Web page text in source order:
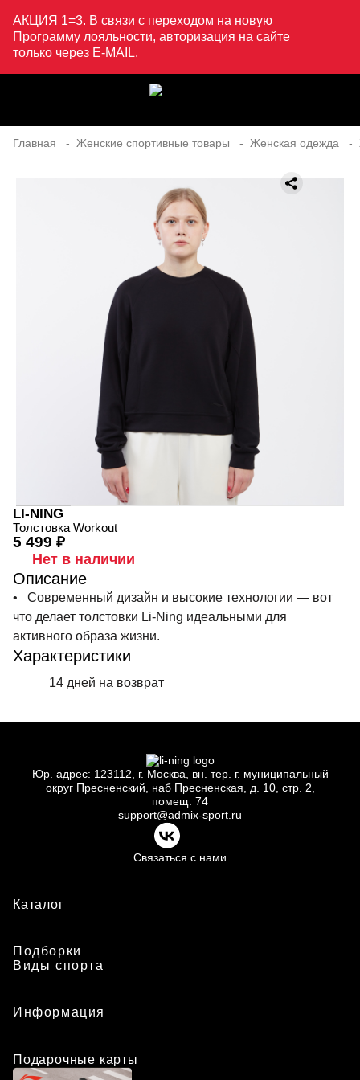
АКЦИЯ 1=3. В связи с переходом на новую
Программу лояльности, авторизация на сайте
только через E-MAIL.
Главная Женские спортивные товары Женская одежда
LI-NING
Толстовка Workout
5 499 ₽
Нет в наличии
Описание
• Современный дизайн и высокие технологии — вот
что делает толстовки Li-Ning идеальными для
активного образа жизни.
Характеристики
14 дней на возврат
Юр. адрес: 123112, г. Москва, вн. тер. г. муниципальный
округ Пресненский, наб Пресненская, д. 10, стр. 2,
помещ. 74
support@admix-sport.ru
Связаться с нами
Каталог
Подборки
Виды спорта
Информация
Подарочные карты